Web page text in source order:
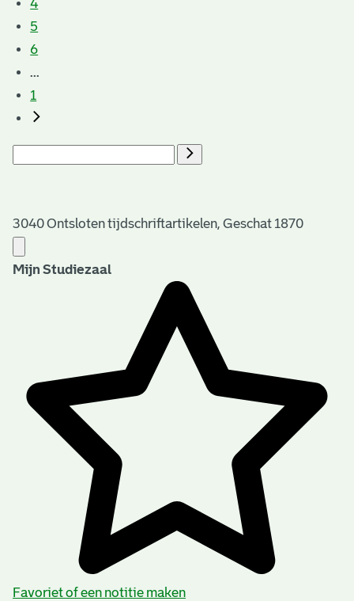
4
5
6
...
1
3040 Ontsloten tijdschriftartikelen, Geschat 1870
Mijn Studiezaal
Favoriet of een notitie maken